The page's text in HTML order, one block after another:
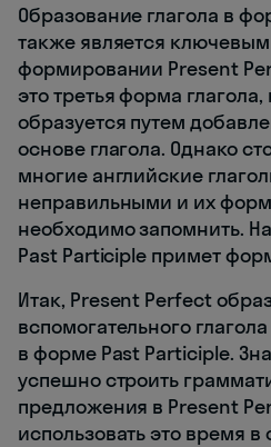
Образование глагола в
также является
формировании Present
это третья форма
образуется путем
основе глагола. Однако
многие английские
неправильными и их
необходимо запомнить.
Past Participle примет
Итак, Present Perfect
вспомогательного
в форме Past Participle.
успешно строить
предложения в Present
использовать это время в